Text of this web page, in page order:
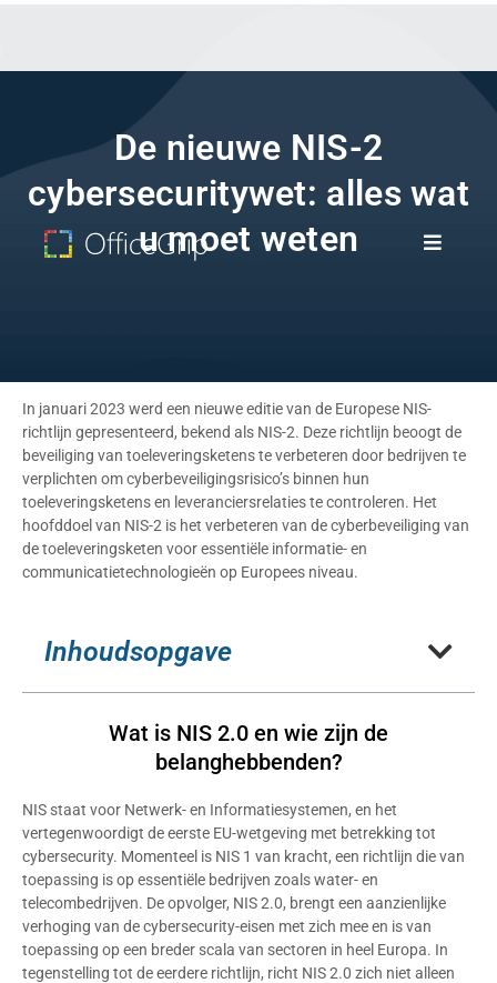
De nieuwe NIS-2
cybersecuritywet: alles wat
u moet weten
In januari 2023 werd een nieuwe editie van de Europese NIS-
richtlijn gepresenteerd, bekend als NIS-2. Deze richtlijn beoogt de
beveiliging van toeleveringsketens te verbeteren door bedrijven te
verplichten om cyberbeveiligingsrisico’s binnen hun
toeleveringsketens en leveranciersrelaties te controleren. Het
hoofddoel van NIS-2 is het verbeteren van de cyberbeveiliging van
de toeleveringsketen voor essentiële informatie- en
communicatietechnologieën op Europees niveau.
Inhoudsopgave
Wat is NIS 2.0 en wie zijn de
belanghebbenden?
NIS staat voor Netwerk- en Informatiesystemen, en het
vertegenwoordigt de eerste EU-wetgeving met betrekking tot
cybersecurity. Momenteel is NIS 1 van kracht, een richtlijn die van
toepassing is op essentiële bedrijven zoals water- en
telecombedrijven. De opvolger, NIS 2.0, brengt een aanzienlijke
verhoging van de cybersecurity-eisen met zich mee en is van
toepassing op een breder scala van sectoren in heel Europa. In
tegenstelling tot de eerdere richtlijn, richt NIS 2.0 zich niet alleen